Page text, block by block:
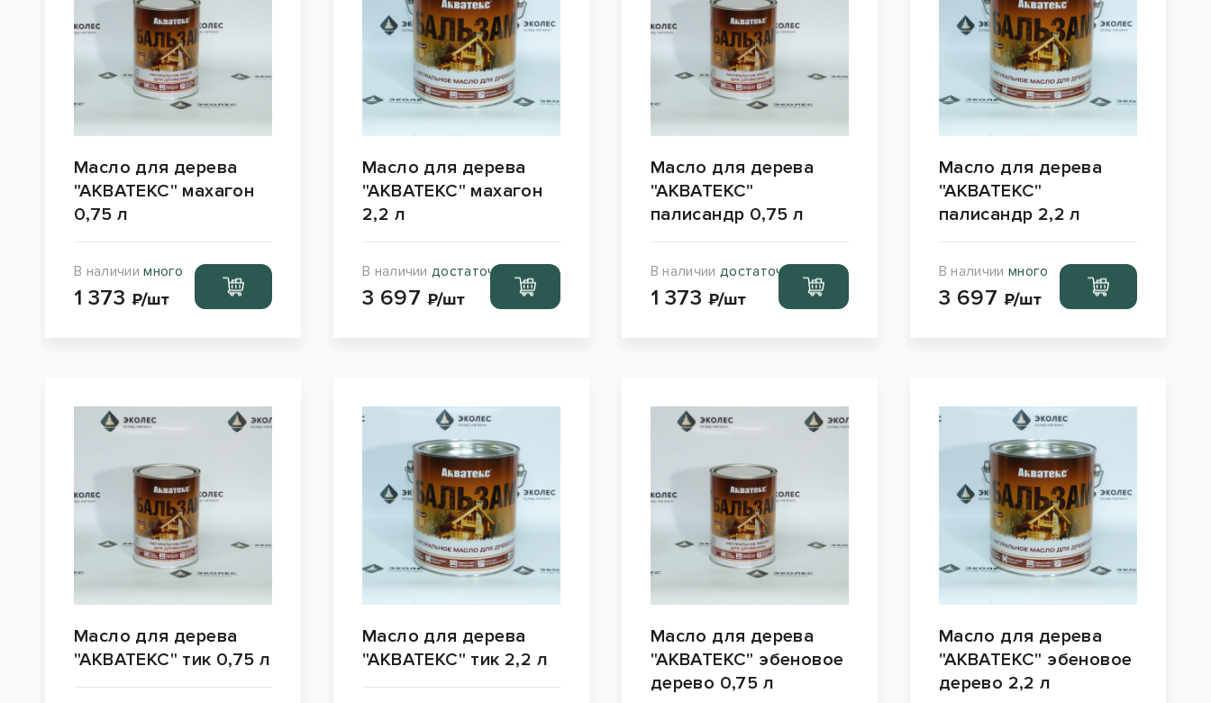
Масло для дерева
"АКВАТЕКС" махагон
0,75 л
В наличиимного
1 373 ₽/шт
Перейти
в корзину
Масло для дерева
"АКВАТЕКС" махагон
2,2 л
В наличиидостаточно
3 697 ₽/шт
Перейти
в корзину
Масло для дерева
"АКВАТЕКС"
палисандр 0,75 л
В наличиидостаточно
1 373 ₽/шт
Перейти
в корзину
Масло для дерева
"АКВАТЕКС"
палисандр 2,2 л
В наличии много
3 697 ₽/шт
Перейти
в корзину
Масло для дерева
"АКВАТЕКС" тик 0,75 л
Масло для дерева
"АКВАТЕКС" тик 2,2 л
Масло для дерева
"АКВАТЕКС" эбеновое
дерево 0,75 л
Масло для дерева
"АКВАТЕКС" эбеновое
дерево 2,2 л